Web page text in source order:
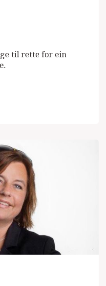
til rette for ein